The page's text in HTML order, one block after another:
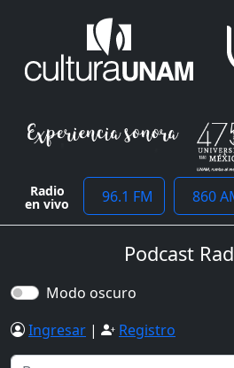
Radio
en vivo 96.1 FM 860
Podcast
Modo oscuro
Ingresar | Registro